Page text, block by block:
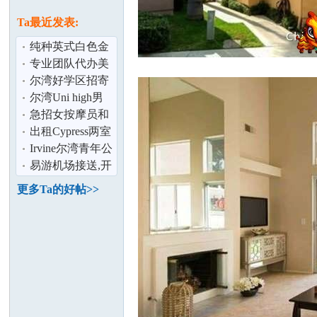
Ta最近发表:
纯种英式白色金
毛预售
专业团队代办美
宝证件
尔湾好学区招寄
宿女学生
尔湾Uni high男
生寄宿
急招女按摩员和
part time
出租Cypress两室
公寓,近
Cerritos,CSULB
Irvine尔湾青年公
寓
易游机场接送,开
车稳,时间准。
更多Ta的好帖>>